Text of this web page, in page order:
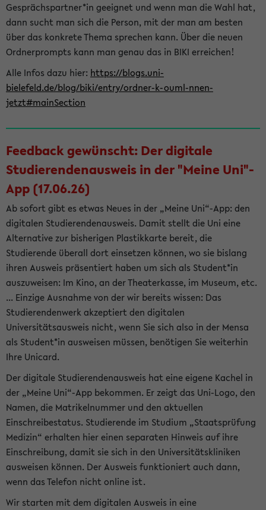
Gesprächspartner*in geeignet und wenn man die Wahl hat,
dann sucht man sich die Person, mit der man am besten
über das konkrete Thema sprechen kann. Über die neuen
Ordnerprompts kann man genau das in BIKI erreichen!
Alle Infos dazu hier: https://blogs.uni-
bielefeld.de/blog/biki/entry/ordner-k-ouml-nnen-
jetzt#mainSection
Feedback gewünscht: Der digitale
Studierendenausweis in der "Meine Uni"-
App (17.06.26)
Ab sofort gibt es etwas Neues in der „Meine Uni“-App: den
digitalen Studierendenausweis. Damit stellt die Uni eine
Alternative zur bisherigen Plastikkarte bereit, die
Studierende überall dort einsetzen können, wo sie bislang
ihren Ausweis präsentiert haben um sich als Student*in
auszuweisen: Im Kino, an der Theaterkasse, im Museum, etc.
... Einzige Ausnahme von der wir bereits wissen: Das
Studierendenwerk akzeptiert den digitalen
Universitätsausweis nicht, wenn Sie sich also in der Mensa
als Student*in ausweisen müssen, benötigen Sie weiterhin
Ihre Unicard.
Der digitale Studierendenausweis hat eine eigene Kachel in
der „Meine Uni“-App bekommen. Er zeigt das Uni-Logo, den
Namen, die Matrikelnummer und den aktuellen
Einschreibestatus. Studierende im Studium „Staatsprüfung
Medizin“ erhalten hier einen separaten Hinweis auf ihre
Einschreibung, damit sie sich in den Universitätskliniken
ausweisen können. Der Ausweis funktioniert auch dann,
wenn das Telefon nicht online ist.
Wir starten mit dem digitalen Ausweis in eine